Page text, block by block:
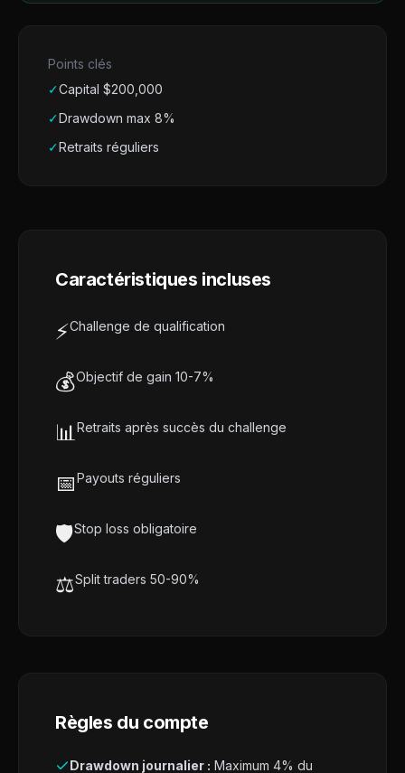
Points clés
✓Capital $200,000
✓Drawdown max 8%
✓Retraits réguliers
Caractéristiques incluses
⚡Challenge de qualification
💰Objectif de gain 10-7%
📊Retraits après succès du challenge
📅Payouts réguliers
🛡️Stop loss obligatoire
⚖️Split traders 50-90%
Règles du compte
Drawdown journalier : Maximum 4% du